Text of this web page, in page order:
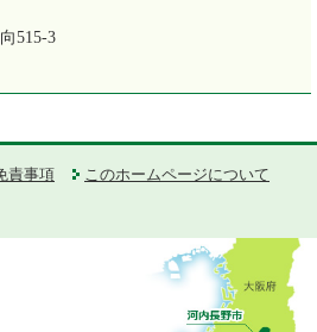
515-3
責事項
このホームページについて